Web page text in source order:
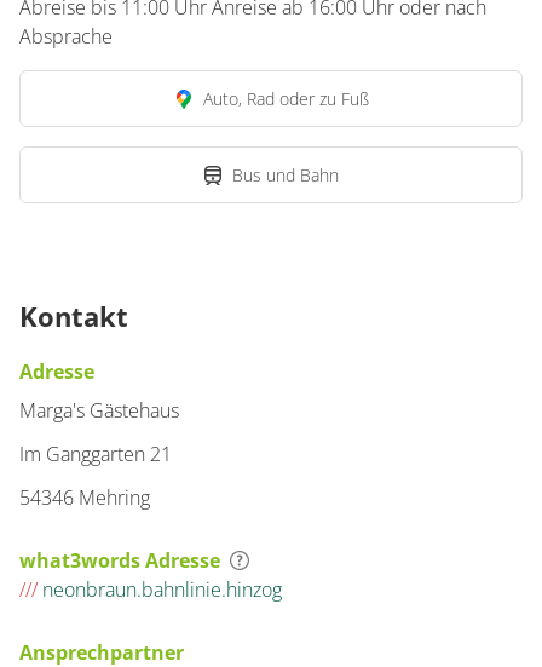
Abreise bis 11:00 Uhr Anreise ab 16:00 Uhr oder nach
Absprache
Auto, Rad oder zu Fuß
Bus und Bahn
Kontakt
Adresse
Marga's Gästehaus
Im Ganggarten 21
54346 Mehring
what3words Adresse
/// neonbraun.bahnlinie.hinzog
Ansprechpartner